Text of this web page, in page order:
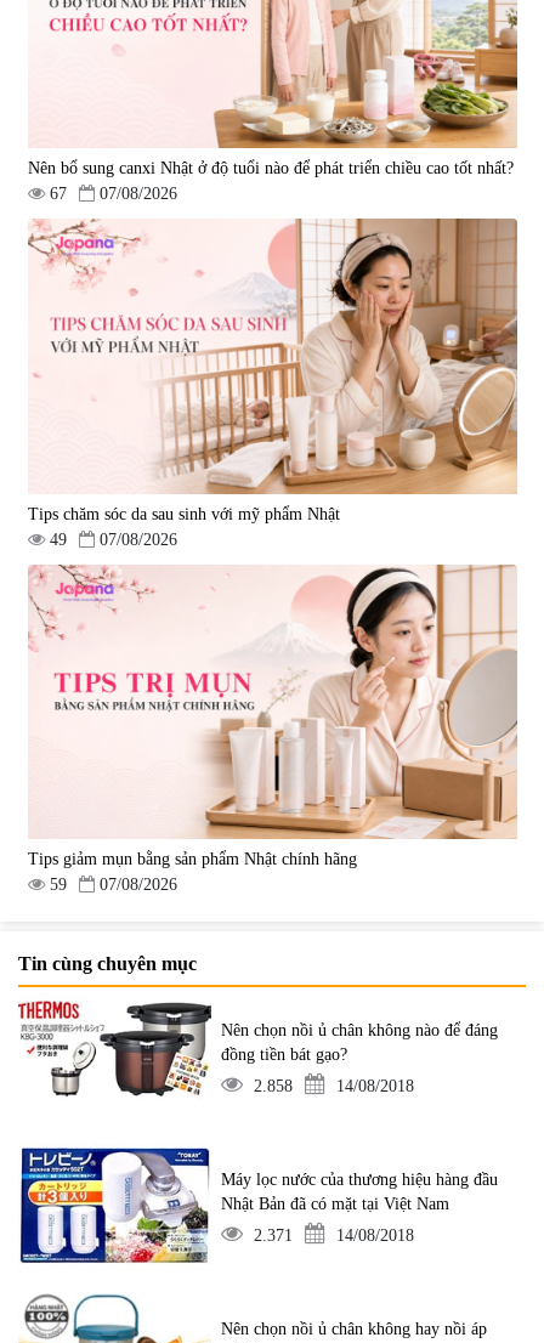
Nên bổ sung canxi Nhật ở độ tuổi nào để phát triển chiều cao tốt nhất?
67
07/08/2026
Tips chăm sóc da sau sinh với mỹ phẩm Nhật
49
07/08/2026
Tips giảm mụn bằng sản phẩm Nhật chính hãng
59
07/08/2026
Tin cùng chuyên mục
Nên chọn nồi ủ chân không nào để đáng
đồng tiền bát gạo?
2.858
14/08/2018
Máy lọc nước của thương hiệu hàng đầu
Nhật Bản đã có mặt tại Việt Nam
2.371
14/08/2018
Nên chọn nồi ủ chân không hay nồi áp